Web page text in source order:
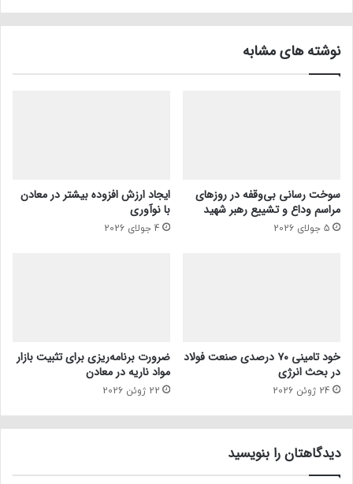
نوشته های مشابه
سوخت رسانی بی‌وقفه در روز‌های
مراسم وداع و تشییع رهبر شهید
5 جولای 2026
ایجاد ارزش افزوده بیشتر در معادن
با نوآوری
4 جولای 2026
خود تامینی ۷۰ درصدی صنعت فولاد
در بحث انرژی
24 ژوئن 2026
ضرورت برنامه‌ریزی برای تثبیت بازار
مواد ناریه در معادن
22 ژوئن 2026
دیدگاهتان را بنویسید